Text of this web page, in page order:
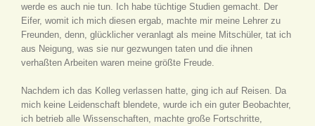
werde es auch nie tun. Ich habe tüchtige Studien gemacht. Der
Eifer, womit ich mich diesen ergab, machte mir meine Lehrer zu
Freunden, denn, glücklicher veranlagt als meine Mitschüler, tat ich
aus Neigung, was sie nur gezwungen taten und die ihnen
verhaßten Arbeiten waren meine größte Freude.
Nachdem ich das Kolleg verlassen hatte, ging ich auf Reisen. Da
mich keine Leidenschaft blendete, wurde ich ein guter Beobachter,
ich betrieb alle Wissenschaften, machte große Fortschritte,